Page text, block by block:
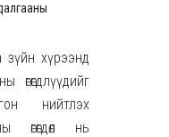
зүйн хүрээнд
өгөгдлүүдийг
нийтлэх
өгөгдөл нь